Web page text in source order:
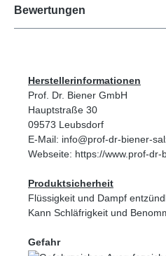
Bewertungen
Herstellerinformationen
Prof. Dr. Biener GmbH
Hauptstraße 30
09573 Leubsdorf
E-Mail: info@prof-dr-biener-
Webseite: https://www.prof-dr-
Produktsicherheit
Flüssigkeit und Dampf
Kann Schläfrigkeit und
Gefahr